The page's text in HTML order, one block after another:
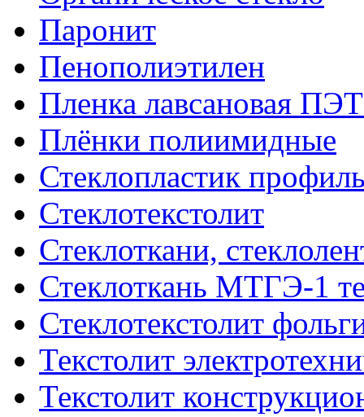
Паронит
Пенополиэтилен
Пленка лавсановая
Плёнки полиимидные
Стеклопластик
Стеклотекстолит
Стеклоткани,
Стеклоткань МТГЭ-1
Стеклотекстолит
Текстолит
Текстолит